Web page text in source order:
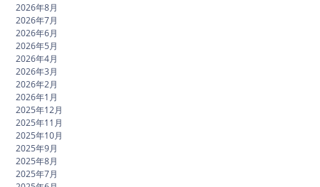
2026年8月
2026年7月
2026年6月
2026年5月
2026年4月
2026年3月
2026年2月
2026年1月
2025年12月
2025年11月
2025年10月
2025年9月
2025年8月
2025年7月